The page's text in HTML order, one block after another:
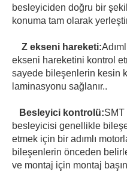
besleyiciden doğru bir
konuma tam olarak
Z ekseni hareketi:
ekseni hareketini kontrol
sayede bileşenlerin kesin
laminasyonu sağlanır..
Besleyici kontrolü:
besleyicisi genellikle
etmek için bir adımlı
bileşenlerin önceden
ve montaj için montaj